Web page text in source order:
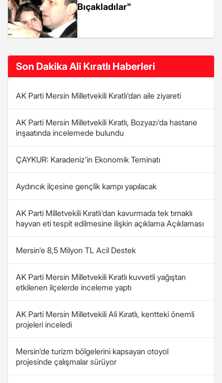
Bıçakladılar"
Son Dakika Ali Kıratlı Haberleri
AK Parti Mersin Milletvekili Kıratlı'dan aile ziyareti
AK Parti Mersin Milletvekili Kıratlı, Bozyazı'da hastane
inşaatında incelemede bulundu
ÇAYKUR: Karadeniz'in Ekonomik Teminatı
Aydıncık ilçesine gençlik kampı yapılacak
AK Parti Milletvekili Kıratlı'dan kavurmada tek tırnaklı
hayvan eti tespit edilmesine ilişkin açıklama Açıklaması
Mersin'e 8,5 Milyon TL Acil Destek
AK Parti Mersin Milletvekili Kıratlı kuvvetli yağıştan
etkilenen ilçelerde inceleme yaptı
AK Parti Mersin Milletvekili Ali Kıratlı, kentteki önemli
projeleri inceledi
Mersin'de turizm bölgelerini kapsayan otoyol
projesinde çalışmalar sürüyor